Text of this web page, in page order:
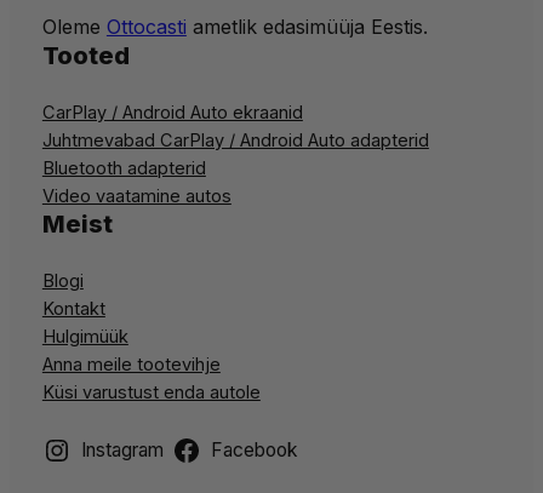
Oleme Ottocasti ametlik edasimüüja Eestis.
Tooted
CarPlay / Android Auto ekraanid
Juhtmevabad CarPlay / Android Auto adapterid
Bluetooth adapterid
Video vaatamine autos
Meist
Blogi
Kontakt
Hulgimüük
Anna meile tootevihje
Küsi varustust enda autole
Instagram Facebook